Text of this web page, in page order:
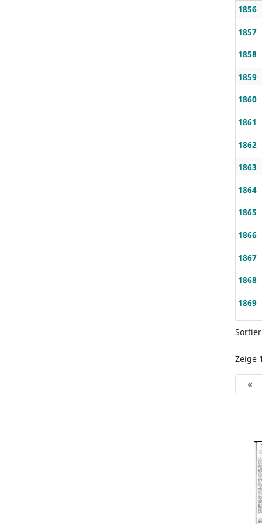
1856
1857
1858
1859
1860
1861
1862
1863
1864
1865
1866
1867
1868
1869
Zeige
«